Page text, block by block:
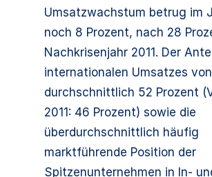
Umsatzwachstum betrug im
noch 8 Prozent, nach 28
Nachkrisenjahr 2011. Der
internationalen Umsatzes von
durchschnittlich 52 Prozent
2011: 46 Prozent) sowie die
überdurchschnittlich häufig
marktführende Position der
Spitzenunternehmen in In-